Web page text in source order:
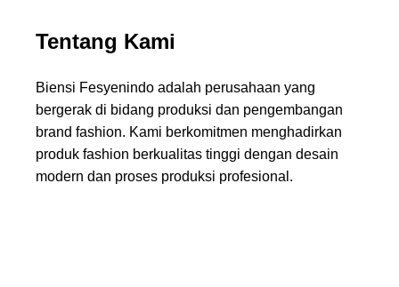
Tentang Kami
Biensi Fesyenindo adalah perusahaan yang
bergerak di bidang produksi dan pengembangan
brand fashion. Kami berkomitmen menghadirkan
produk fashion berkualitas tinggi dengan desain
modern dan proses produksi profesional.